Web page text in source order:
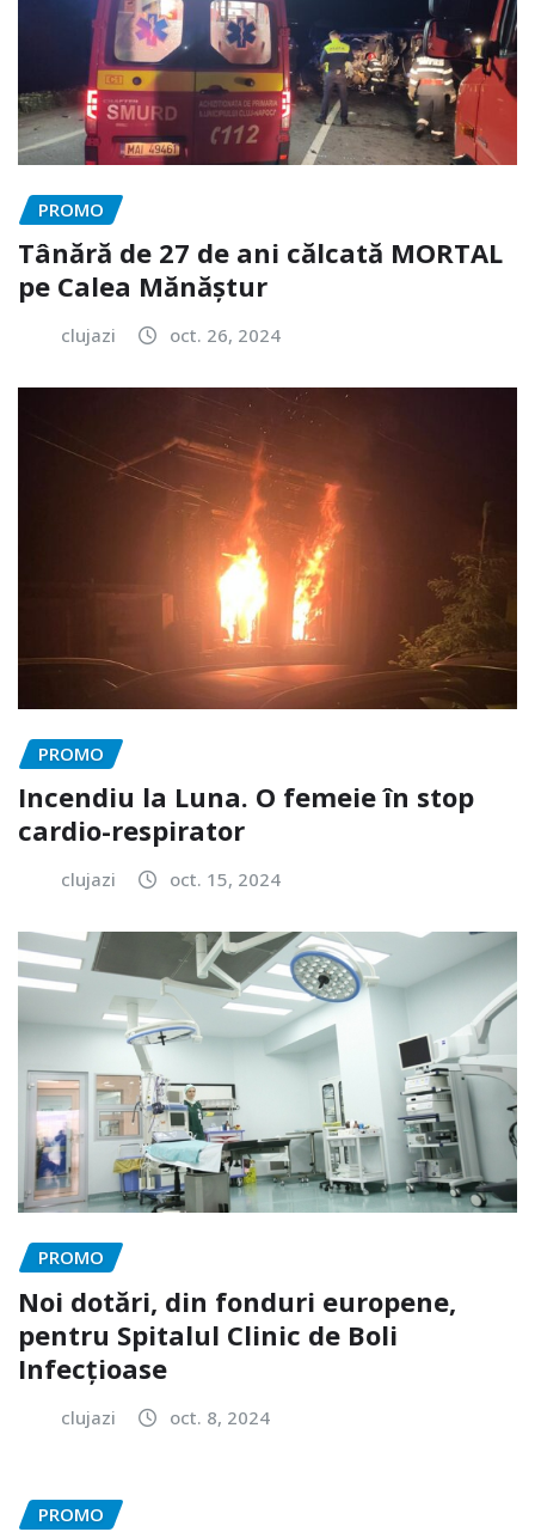
PROMO
Tânără de 27 de ani călcată MORTAL
pe Calea Mănăștur
clujazi oct. 26, 2024
PROMO
Incendiu la Luna. O femeie în stop
cardio-respirator
clujazi oct. 15, 2024
PROMO
Noi dotări, din fonduri europene,
pentru Spitalul Clinic de Boli
Infecțioase
clujazi oct. 8, 2024
PROMO